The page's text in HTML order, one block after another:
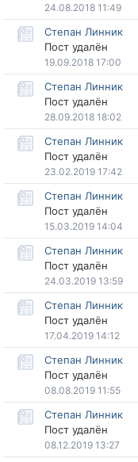
24.08.2018 11:49
Степан Линник
Пост удалён
19.09.2018 17:00
Степан Линник
Пост удалён
28.09.2018 18:02
Степан Линник
Пост удалён
23.02.2019 17:42
Степан Линник
Пост удалён
15.03.2019 14:04
Степан Линник
Пост удалён
24.03.2019 13:59
Степан Линник
Пост удалён
17.04.2019 14:12
Степан Линник
Пост удалён
08.08.2019 11:55
Степан Линник
Пост удалён
08.12.2019 13:27